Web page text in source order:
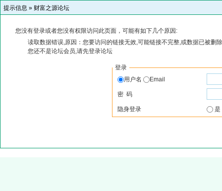
提示信息 » 财富之源论坛
您没有登录或者您没有权限访问此页面，可能有如下几个原因:
读取数据错误,原因：您要访问的链接无效,可能链接不完整,或数据已被删
您还不是论坛会员,请先登录论坛
登录
用户名
Email
密 码
隐身登录